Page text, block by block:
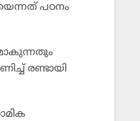
പഠനം
രണ്ടായി